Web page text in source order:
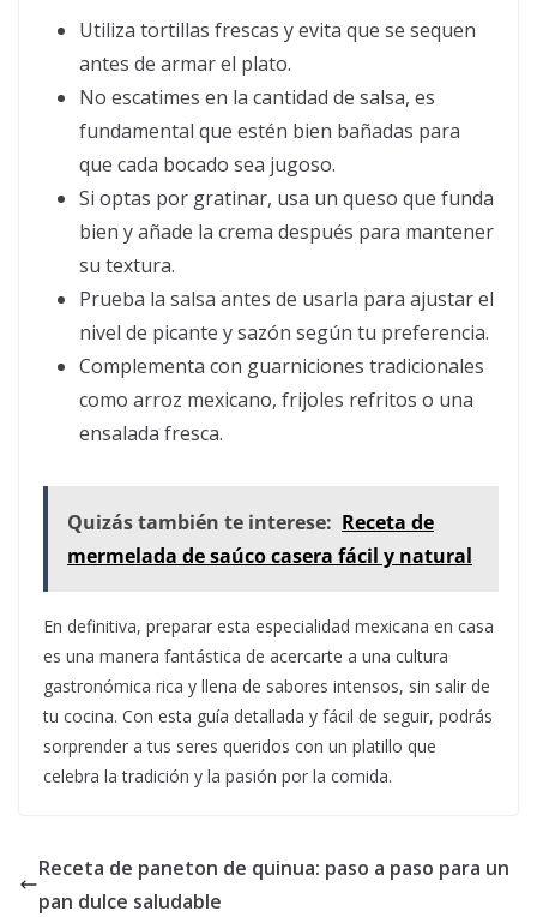
Utiliza tortillas frescas y evita que se sequen
antes de armar el plato.
No escatimes en la cantidad de salsa, es
fundamental que estén bien bañadas para
que cada bocado sea jugoso.
Si optas por gratinar, usa un queso que funda
bien y añade la crema después para mantener
su textura.
Prueba la salsa antes de usarla para ajustar el
nivel de picante y sazón según tu preferencia.
Complementa con guarniciones tradicionales
como arroz mexicano, frijoles refritos o una
ensalada fresca.
Quizás también te interese: Receta de
mermelada de saúco casera fácil y natural
En definitiva, preparar esta especialidad mexicana en casa
es una manera fantástica de acercarte a una cultura
gastronómica rica y llena de sabores intensos, sin salir de
tu cocina. Con esta guía detallada y fácil de seguir, podrás
sorprender a tus seres queridos con un platillo que
celebra la tradición y la pasión por la comida.
Receta de paneton de quinua: paso a paso para un
pan dulce saludable